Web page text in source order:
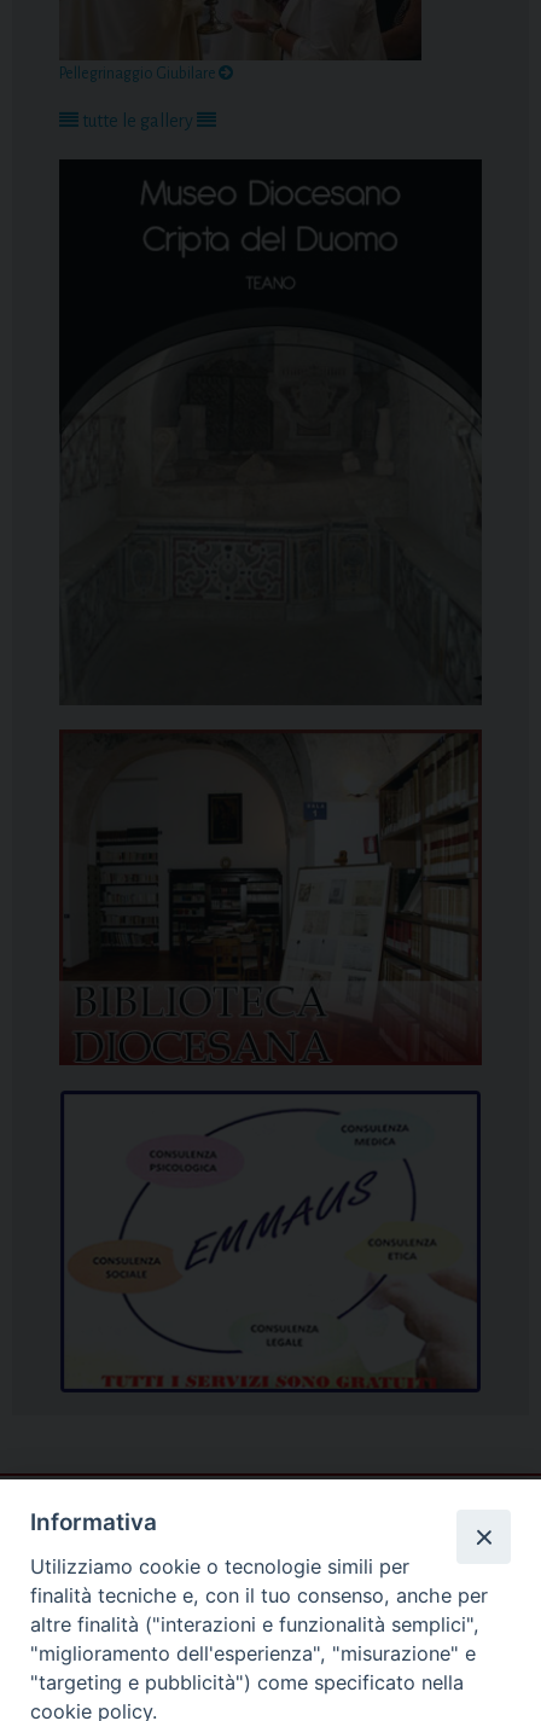
Pellegrinaggio Giubilare
tutte le gallery
Informativa
Utilizziamo cookie o tecnologie simili per
finalità tecniche e, con il tuo consenso, anche per
altre finalità ("interazioni e funzionalità semplici",
"miglioramento dell'esperienza", "misurazione" e
"targeting e pubblicità") come specificato nella
cookie policy.